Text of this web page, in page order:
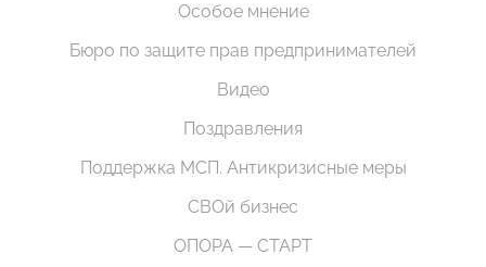
Особое мнение
Бюро по защите прав предпринимателей
Видео
Поздравления
Поддержка МСП. Антикризисные меры
СВОй бизнес
ОПОРА — СТАРТ